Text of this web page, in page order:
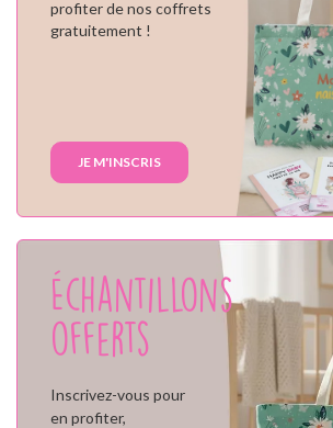
profiter de nos coffrets
gratuitement !
JE M'INSCRIS
Échantillons
offerts
Inscrivez-vous pour
en profiter,